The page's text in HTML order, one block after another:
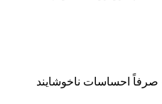
صرفاً احساسات ناخوشایند